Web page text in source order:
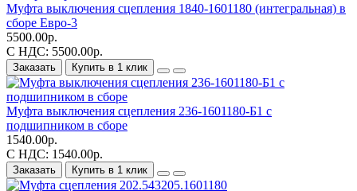
Муфта выключения сцепления 1840-1601180 (интегральная) в
сборе Евро-3
5500.00р.
С НДС: 5500.00р.
Заказать Купить в 1 клик
Муфта выключения сцепления 236-1601180-Б1 с
подшипником в сборе
1540.00р.
С НДС: 1540.00р.
Заказать Купить в 1 клик